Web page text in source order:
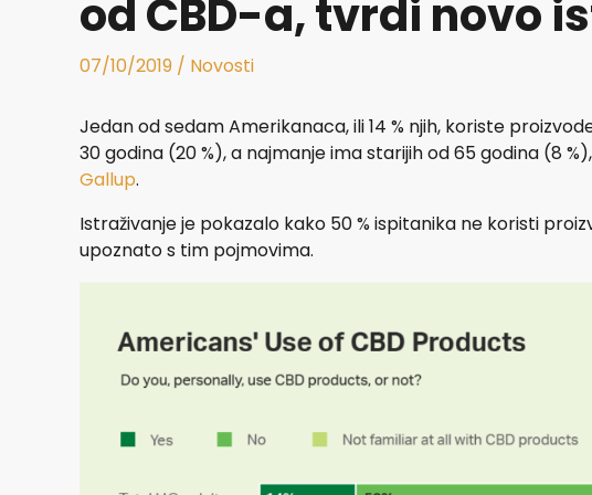
od CBD-a, tvrdi novo
07/10/2019 / Novosti
Jedan od sedam Amerikanaca, ili 14 % njih, koriste
30 godina (20 %), a najmanje ima starijih od 65 godina (8
Gallup.
Istraživanje je pokazalo kako 50 % ispitanika ne koristi
upoznato s tim pojmovima.